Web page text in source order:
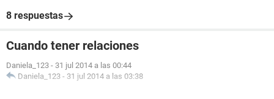
8 respuestas
Cuando tener relaciones
Daniela_123 - 31 jul 2014 a las 00:44
Daniela_123 - 31 jul 2014 a las 03:38